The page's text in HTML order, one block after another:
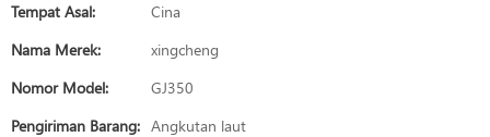
Tempat Asal:
Cina
Nama Merek:
xingcheng
Nomor Model:
GJ350
Pengiriman Barang: Angkutan laut